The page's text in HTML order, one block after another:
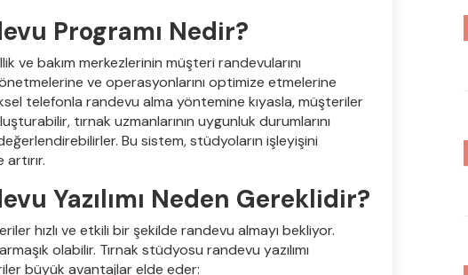
Programı Nedir?
ve bakım merkezlerinin müşteri randevularını
ve operasyonlarını optimize etmelerine
telefonla randevu alma yöntemine kıyasla, müşteriler
tırnak uzmanlarının uygunluk durumlarını
Bu sistem, stüdyoların işleyişini
Yazılımı Neden Gereklidir?
hızlı ve etkili bir şekilde randevu almayı bekliyor.
olabilir. Tırnak stüdyosu randevu yazılımı
büyük avantajlar elde eder: